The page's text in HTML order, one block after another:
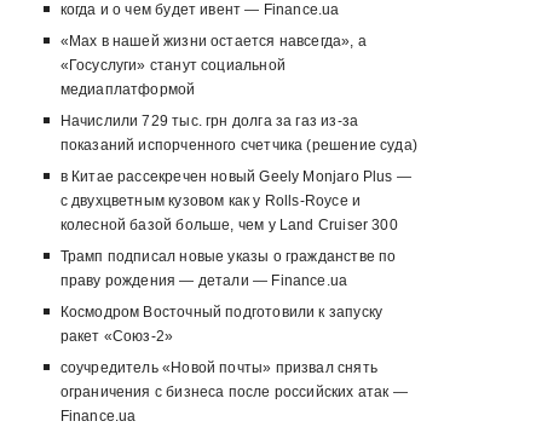
когда и о чем будет ивент — Finance.ua
«Max в нашей жизни остается навсегда», а
«Госуслуги» станут социальной
медиаплатформой
Начислили 729 тыс. грн долга за газ из-за
показаний испорченного счетчика (решение суда)
в Китае рассекречен новый Geely Monjaro Plus —
с двухцветным кузовом как у Rolls-Royce и
колесной базой больше, чем у Land Cruiser 300
Трамп подписал новые указы о гражданстве по
праву рождения — детали — Finance.ua
Космодром Восточный подготовили к запуску
ракет «Союз-2»
соучредитель «Новой почты» призвал снять
ограничения с бизнеса после российских атак —
Finance.ua